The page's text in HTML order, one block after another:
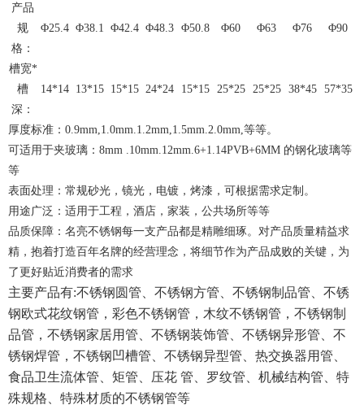
产品
规
格：
Φ25.4 Φ38.1 Φ42.4 Φ48.3 Φ50.8 Φ60 Φ63 Φ76 Φ90
槽宽*
槽
深：
14*14 13*15 15*15 24*24 15*15 25*25 25*25 38*45 57*35
厚度标准：0.9mm,1.0mm.1.2mm,1.5mm.2.0mm,等等。
可适用于夹玻璃：8mm .10mm.12mm.6+1.14PVB+6MM 的钢化玻璃等
等
表面处理：常规砂光，镜光，电镀，烤漆，可根据需求定制。
用途广泛：适用于工程，酒店，家装，公共场所等等
品质保障：名亮不锈钢每一支产品都是精雕细琢。对产品质量精益求
精，抱着打造百年名牌的经营理念，将细节作为产品成败的关键，为
了更好贴近消费者的需求
主要产品有:不锈钢圆管、不锈钢方管、不锈钢制品管、不锈
钢欧式花纹钢管，彩色不锈钢管，木纹不锈钢管，不锈钢制
品管，不锈钢家居用管、不锈钢装饰管、不锈钢异形管、不
锈钢焊管，不锈钢凹槽管、不锈钢异型管、热交换器用管、
食品卫生流体管、矩管、压花 管、罗纹管、机械结构管、特
殊规格、特殊材质的不锈钢管等